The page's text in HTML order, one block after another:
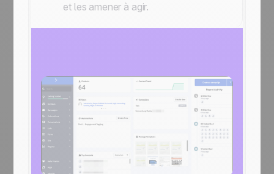
et les amener à agir.